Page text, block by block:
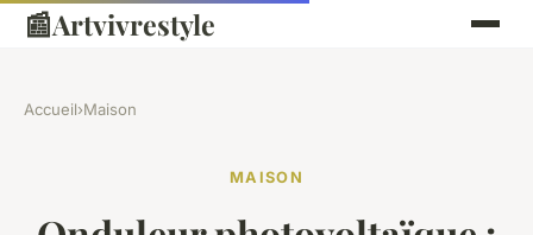
📰Artvivrestyle
Accueil›Maison
MAISON